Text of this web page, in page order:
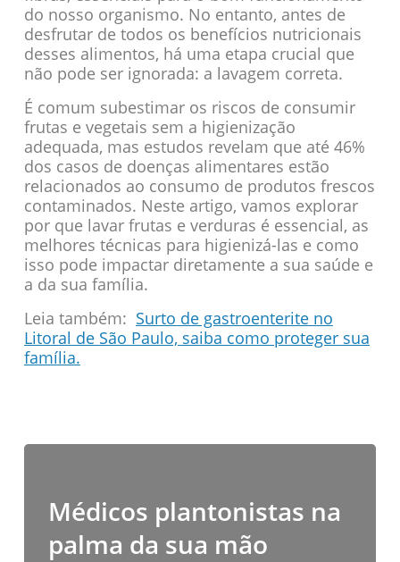
do nosso organismo. No entanto, antes de
desfrutar de todos os benefícios nutricionais
desses alimentos, há uma etapa crucial que
não pode ser ignorada: a lavagem correta.
É comum subestimar os riscos de consumir
frutas e vegetais sem a higienização
adequada, mas estudos revelam que até 46%
dos casos de doenças alimentares estão
relacionados ao consumo de produtos frescos
contaminados. Neste artigo, vamos explorar
por que lavar frutas e verduras é essencial, as
melhores técnicas para higienizá-las e como
isso pode impactar diretamente a sua saúde e
a da sua família.
Leia também: Surto de gastroenterite no
Litoral de São Paulo, saiba como proteger sua
família.
Médicos plantonistas na
palma da sua mão